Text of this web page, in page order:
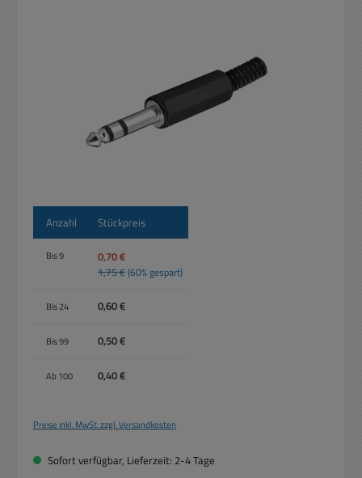
Anzahl Stückpreis
Bis9 0,70 €
1,75 €(60% gespart)
Bis24 0,60 €
Bis99 0,50 €
Ab 100 0,40 €
Preise inkl. MwSt. zzgl. Versandkosten
Sofort verfügbar, Lieferzeit: 2-4 Tage